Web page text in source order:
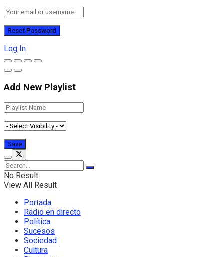
Log In
Add New Playlist
No Result
View All Result
Portada
Radio en directo
Política
Sucesos
Sociedad
Cultura